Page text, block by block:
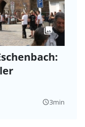
query_builder3min